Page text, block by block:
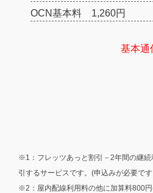
OCN基本料 1,260円
基本通
※1：フレッツあっと割引－2年間の継
引するサービスです。(申込みが必要で
※2：屋内配線利用料の他に加算料800